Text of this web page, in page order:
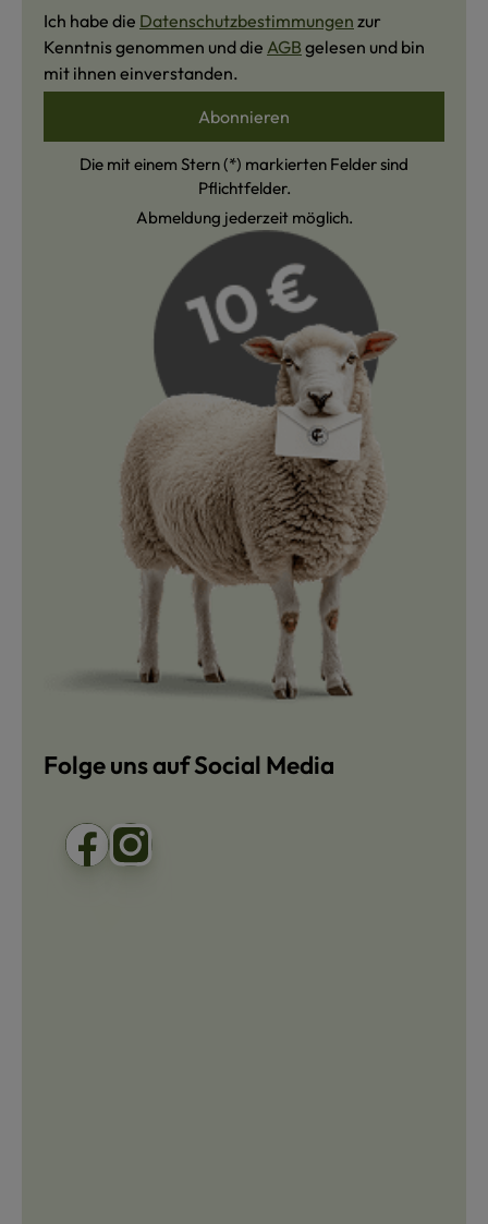
Ich habe die Datenschutzbestimmungen zur
Kenntnis genommen und die AGB gelesen und bin
mit ihnen einverstanden.
Abonnieren
Die mit einem Stern (*) markierten Felder sind
Pflichtfelder.
Abmeldung jederzeit möglich.
Folge uns auf Social Media